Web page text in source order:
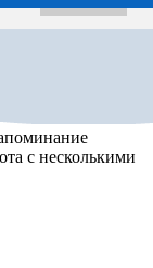
с несколькими